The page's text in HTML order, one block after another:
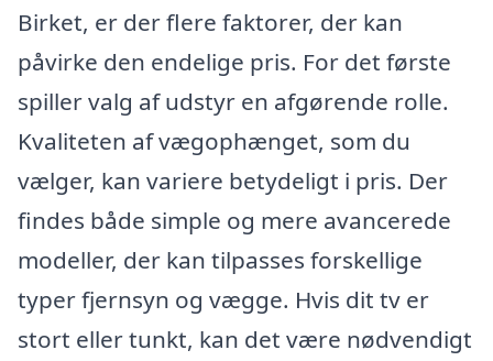
Birket, er der flere faktorer, der kan
påvirke den endelige pris. For det første
spiller valg af udstyr en afgørende rolle.
Kvaliteten af vægophænget, som du
vælger, kan variere betydeligt i pris. Der
findes både simple og mere avancerede
modeller, der kan tilpasses forskellige
typer fjernsyn og vægge. Hvis dit tv er
stort eller tunkt, kan det være nødvendigt